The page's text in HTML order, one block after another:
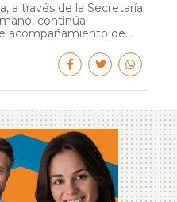
a través de la Secretaría
continúa
acompañamiento de...